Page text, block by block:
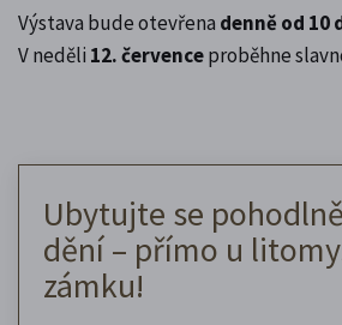
Výstava bude otevřena denně od 10
V neděli 12. červenceproběhne
Ubytujte se
dění – přímo u
zámku!